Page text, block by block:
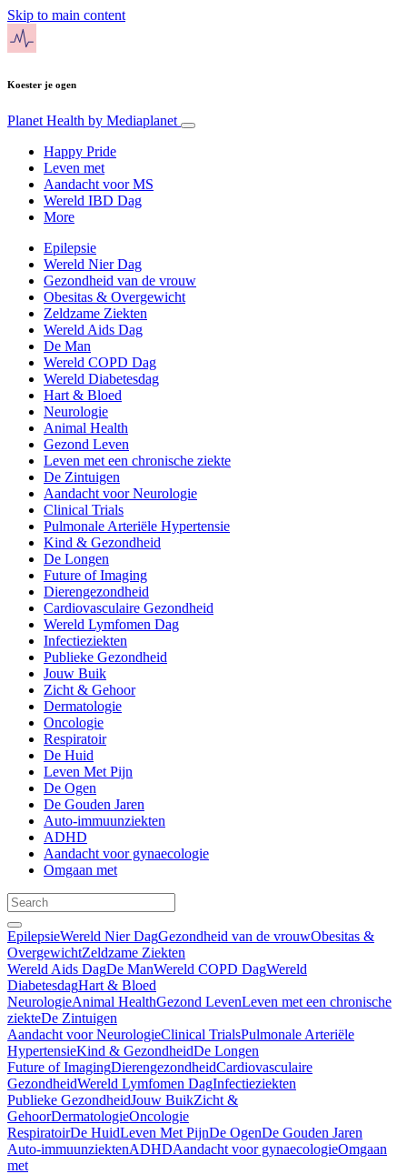
Skip to main content
Koester je ogen
Planet Health by Mediaplanet
Happy Pride
Leven met
Aandacht voor MS
Wereld IBD Dag
More
Epilepsie
Wereld Nier Dag
Gezondheid van de vrouw
Obesitas & Overgewicht
Zeldzame Ziekten
Wereld Aids Dag
De Man
Wereld COPD Dag
Wereld Diabetesdag
Hart & Bloed
Neurologie
Animal Health
Gezond Leven
Leven met een chronische ziekte
De Zintuigen
Aandacht voor Neurologie
Clinical Trials
Pulmonale Arteriële Hypertensie
Kind & Gezondheid
De Longen
Future of Imaging
Dierengezondheid
Cardiovasculaire Gezondheid
Wereld Lymfomen Dag
Infectieziekten
Publieke Gezondheid
Jouw Buik
Zicht & Gehoor
Dermatologie
Oncologie
Respiratoir
De Huid
Leven Met Pijn
De Ogen
De Gouden Jaren
Auto-immuunziekten
ADHD
Aandacht voor gynaecologie
Omgaan met
EpilepsieWereld Nier DagGezondheid van de vrouwObesitas &
OvergewichtZeldzame Ziekten
Wereld Aids DagDe ManWereld COPD DagWereld
DiabetesdagHart & Bloed
NeurologieAnimal HealthGezond LevenLeven met een chronische
ziekteDe Zintuigen
Aandacht voor NeurologieClinical TrialsPulmonale Arteriële
HypertensieKind & GezondheidDe Longen
Future of ImagingDierengezondheidCardiovasculaire
GezondheidWereld Lymfomen DagInfectieziekten
Publieke GezondheidJouw BuikZicht &
GehoorDermatologieOncologie
RespiratoirDe HuidLeven Met PijnDe OgenDe Gouden Jaren
Auto-immuunziektenADHDAandacht voor gynaecologieOmgaan
met